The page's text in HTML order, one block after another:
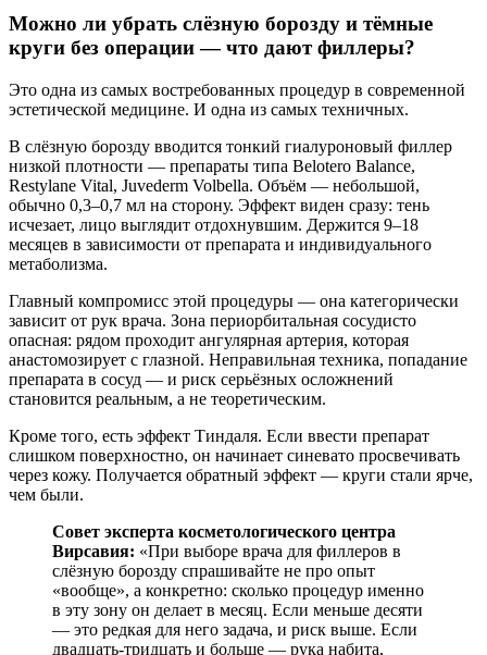
Можно ли убрать слёзную борозду и тёмные
круги без операции — что дают филлеры?
Это одна из самых востребованных процедур в современной
эстетической медицине. И одна из самых техничных.
В слёзную борозду вводится тонкий гиалуроновый филлер
низкой плотности — препараты типа Belotero Balance,
Restylane Vital, Juvederm Volbella. Объём — небольшой,
обычно 0,3–0,7 мл на сторону. Эффект виден сразу: тень
исчезает, лицо выглядит отдохнувшим. Держится 9–18
месяцев в зависимости от препарата и индивидуального
метаболизма.
Главный компромисс этой процедуры — она категорически
зависит от рук врача. Зона периорбитальная сосудисто
опасная: рядом проходит ангулярная артерия, которая
анастомозирует с глазной. Неправильная техника, попадание
препарата в сосуд — и риск серьёзных осложнений
становится реальным, а не теоретическим.
Кроме того, есть эффект Тиндаля. Если ввести препарат
слишком поверхностно, он начинает синевато просвечивать
через кожу. Получается обратный эффект — круги стали ярче,
чем были.
Совет эксперта косметологического центра
Вирсавия: «При выборе врача для филлеров в
слёзную борозду спрашивайте не про опыт
«вообще», а конкретно: сколько процедур именно
в эту зону он делает в месяц. Если меньше десяти
— это редкая для него задача, и риск выше. Если
двадцать-тридцать и больше — рука набита,